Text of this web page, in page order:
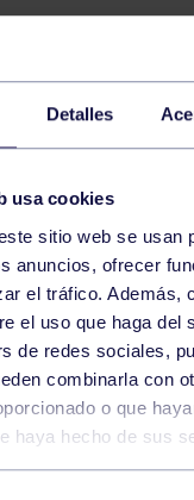
Detalles
usa cookies
sitio web se usan
anuncios, ofrecer
el tráfico. Además,
el uso que haga del
de redes sociales,
combinarla con
o que
haya hecho de sus
Comparte
2026